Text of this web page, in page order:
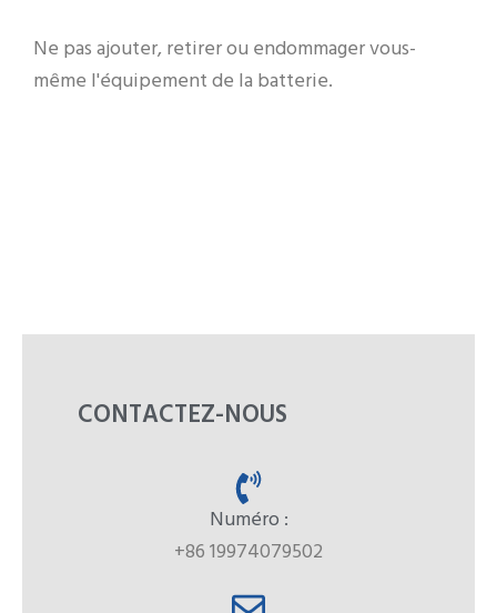
Ne pas ajouter, retirer ou endommager vous-
même l'équipement de la batterie.
CONTACTEZ-NOUS
Numéro :
+86 19974079502